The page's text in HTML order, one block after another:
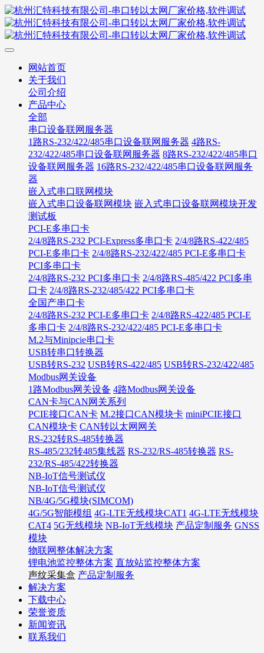
网站首页
关于我们
公司介绍
产品中心
全部
串口设备联网服务器
1路RS-232/422/485串口设备联网服务器 4路RS-
232/422/485串口设备联网服务器 8路RS-232/422/485串口
设备联网服务器 16路RS-232/422/485串口设备联网服务
器
嵌入式串口联网模块
嵌入式串口设备联网模块 嵌入式串口设备联网模块开发
测试板
PCI-E多串口卡
2/4/8路RS-232 PCI-Express多串口卡 2/4/8路RS-422/485
PCI-E多串口卡 2/4/8路RS-232/422/485 PCI-E多串口卡
PCI多串口卡
2/4/8路RS-232 PCI多串口卡 2/4/8路RS-485/422 PCI多串
口卡 2/4/8路RS-232/485/422 PCI多串口卡
全国产串口卡
2/4/8路RS-232 PCI-E多串口卡 2/4/8路RS-422/485 PCI-E
多串口卡 2/4/8路RS-232/422/485 PCI-E多串口卡
M.2与Minipcie串口卡
USB转串口转换器
USB转RS-232 USB转RS-422/485 USB转RS-232/422/485
Modbus网关设备
1路Modbus网关设备 4路Modbus网关设备
CAN卡与CAN网关系列
PCIE接口CAN卡 M.2接口CAN模块卡 miniPCIE接口
CAN模块卡 CAN转以太网网关
RS-232转RS-485转换器
RS-485/232转485集线器 RS-232/RS-485转换器 RS-
232/RS-485/422转换器
NB-IoT信号测试仪
NB-IoT信号测试仪
NB/4G/5G模块(SIMCOM)
4G/5G智能模组 4G-LTE无线模块CAT1 4G-LTE无线模块
CAT4 5G无线模块 NB-IoT无线模块 产品定制服务 GNSS
模块
物联网整体解决方案
锂电池监控整体方案 直放站监控整体方案
声纹采集盒 产品定制服务
解决方案
下载中心
荣誉资质
新闻资讯
联系我们